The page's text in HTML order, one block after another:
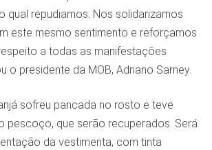
qual repudiamos. Nos solidarizamos
este mesmo sentimento e reforçamos
a todas as manifestações
o presidente da MOB, Adriano Sarney.
sofreu pancada no rosto e teve
pescoço, que serão recuperados. Será
da vestimenta, com tinta